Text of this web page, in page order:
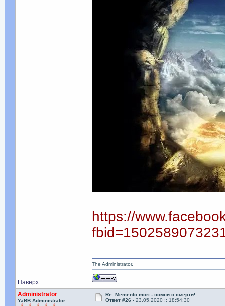
https://
Наверх
The Administrator.
Administrator
YaBB Administrator
Re: Memento mori - помни о смерти!
Ответ #26 -23.05.2020 :: 18:54:30